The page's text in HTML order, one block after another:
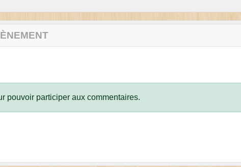
pouvoir participer aux commentaires.